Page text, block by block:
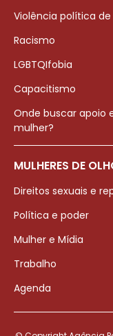
Violência política
Racismo
LGBTQIfobia
Capacitismo
Onde buscar apoio
mulher?
MULHERES DE
Direitos sexuais e
Política e poder
Mulher e Mídia
Trabalho
Agenda